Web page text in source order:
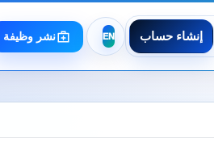
إنشاء حساب نشر وظيفة